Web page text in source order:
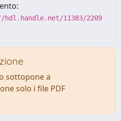
11383/2209
sottopone a
solo i file PDF